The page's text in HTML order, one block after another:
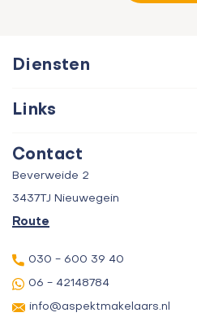
Diensten
Aankoop
Taxatie
Verhuur
Links
Over ons
Contact
Beverweide 2
3437TJ Nieuwegein
Route
030 - 600 39 40
06 - 42148784
info@aspektmakelaars.nl